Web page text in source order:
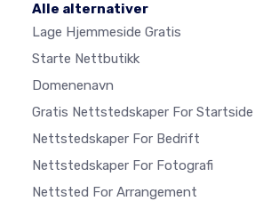
Alle alternativer
Lage Hjemmeside Gratis
Starte Nettbutikk
Domenenavn
Gratis Nettstedskaper For Startside
Nettstedskaper For Bedrift
Nettstedskaper For Fotografi
Nettsted For Arrangement